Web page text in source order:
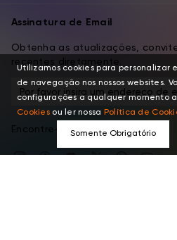
Assinatura de Email
Obtenha as atualizações,
recentes diretamente.
Encontre-nos nestes lugares
Utilizamos cookies para personalizar
de navegação nos nossos websites.
configurações a qualquer momento
Cookiesou ler nossa Política de
Somente Obrigatório